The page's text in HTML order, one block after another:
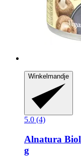
Winkelmandje
5.0 (4)
Alnatura
g